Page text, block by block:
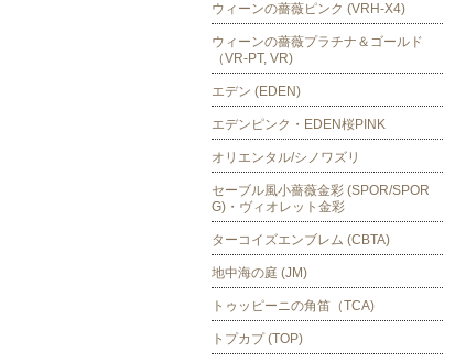
ウィーンの薔薇ピンク (VRH-X4)
ウィーンの薔薇プラチナ＆ゴールド
（VR-PT, VR)
エデン (EDEN)
エデンピンク・EDEN桜PINK
オリエンタル/シノワズリ
セーブル風小薔薇金彩 (SPOR/SPOR
G)・ヴィオレット金彩
ターコイズエンブレム (CBTA)
地中海の庭 (JM)
トゥッピーニの角笛（TCA)
トプカプ (TOP)